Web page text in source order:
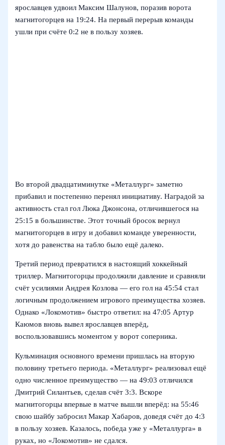
ярославцев удвоил Максим Шалунов, поразив ворота
магнитогорцев на 19:24. На первый перерыв команды
ушли при счёте 0:2 не в пользу хозяев.
Во второй двадцатиминутке «Металлург» заметно
прибавил и постепенно перенял инициативу. Наградой за
активность стал гол Люка Джонсона, отличившегося на
25:15 в большинстве. Этот точный бросок вернул
магнитогорцев в игру и добавил команде уверенности,
хотя до равенства на табло было ещё далеко.
Третий период превратился в настоящий хоккейный
триллер. Магнитогорцы продолжили давление и сравняли
счёт усилиями Андрея Козлова — его гол на 45:54 стал
логичным продолжением игрового преимущества хозяев.
Однако «Локомотив» быстро ответил: на 47:05 Артур
Каюмов вновь вывел ярославцев вперёд,
воспользовавшись моментом у ворот соперника.
Кульминация основного времени пришлась на вторую
половину третьего периода. «Металлург» реализовал ещё
одно численное преимущество — на 49:03 отличился
Дмитрий Силантьев, сделав счёт 3:3. Вскоре
магнитогорцы впервые в матче вышли вперёд: на 55:46
свою шайбу забросил Макар Хабаров, доведя счёт до 4:3
в пользу хозяев. Казалось, победа уже у «Металлурга» в
руках, но «Локомотив» не сдался.